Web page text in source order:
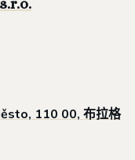
110 00, 布拉格